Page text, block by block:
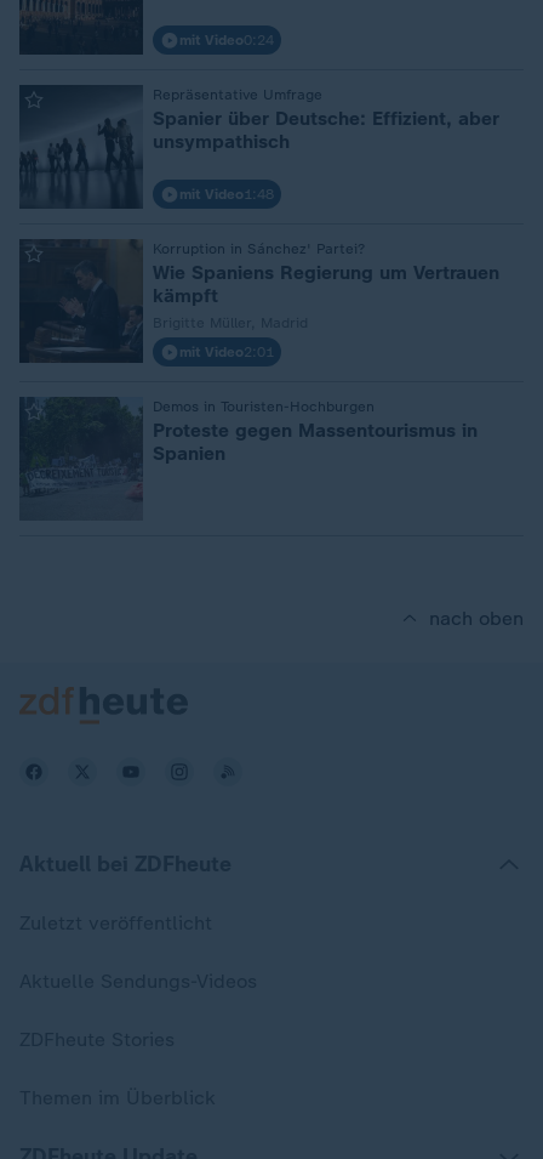
mit Video0:24
Repräsentative Umfrage
Spanier über Deutsche: Effizient, aber
unsympathisch
mit Video 1:48
Korruption in Sánchez' Partei?
Wie Spaniens Regierung um Vertrauen
kämpft
mit Video2:01
Demos in Touristen-Hochburgen
Proteste gegen Massentourismus in
Spanien
nach oben